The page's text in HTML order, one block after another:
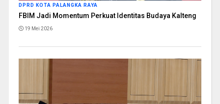
DPRD KOTA PALANGKA RAYA
FBIM Jadi Momentum Perkuat Identitas Budaya Kalteng
19 Mei 2026